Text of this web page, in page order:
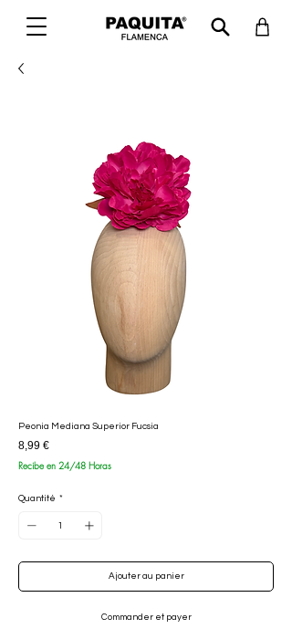
Peonia Mediana Superior Fucsia
8,99 €Prix
Recibe en 24/48 Horas
Quantité *
Ajouter au panier
Commander et payer